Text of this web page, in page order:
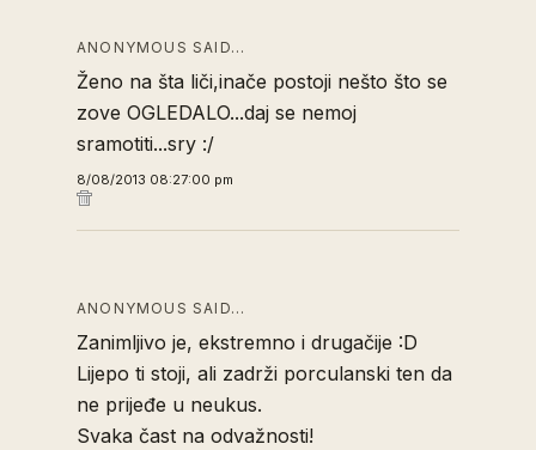
ANONYMOUS SAID…
Ženo na šta liči,inače postoji nešto što se
zove OGLEDALO...daj se nemoj
sramotiti...sry :/
8/08/2013 08:27:00 pm
ANONYMOUS SAID…
Zanimljivo je, ekstremno i drugačije :D
Lijepo ti stoji, ali zadrži porculanski ten da
ne prijeđe u neukus.
Svaka čast na odvažnosti!